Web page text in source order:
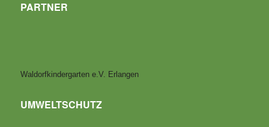
PARTNER
Waldorfkindergarten e.V. Erlangen
UMWELTSCHUTZ